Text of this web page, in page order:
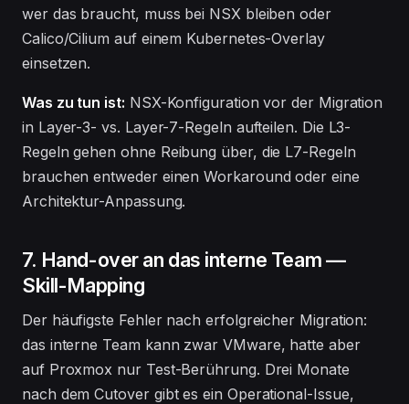
wer das braucht, muss bei NSX bleiben oder
Calico/Cilium auf einem Kubernetes-Overlay
einsetzen.
Was zu tun ist: NSX-Konfiguration vor der Migration
in Layer-3- vs. Layer-7-Regeln aufteilen. Die L3-
Regeln gehen ohne Reibung über, die L7-Regeln
brauchen entweder einen Workaround oder eine
Architektur-Anpassung.
7. Hand-over an das interne Team —
Skill-Mapping
Der häufigste Fehler nach erfolgreicher Migration:
das interne Team kann zwar VMware, hatte aber
auf Proxmox nur Test-Berührung. Drei Monate
nach dem Cutover gibt es ein Operational-Issue,